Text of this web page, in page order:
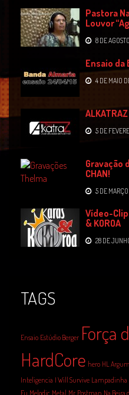
Pastora
Louvor
8 DE
Ensaio da
4 DE MAIO
5 DE
Gravação
CHAN!
5 DE
Vídeo-
& KOROA
28 DE
TAGS
Ensaio Estúdio Berger Força
HardCore hero HL
Inteligencia I Will Survive Lampadinha
Eu Melodic Metal Mr. Postman Na Beira